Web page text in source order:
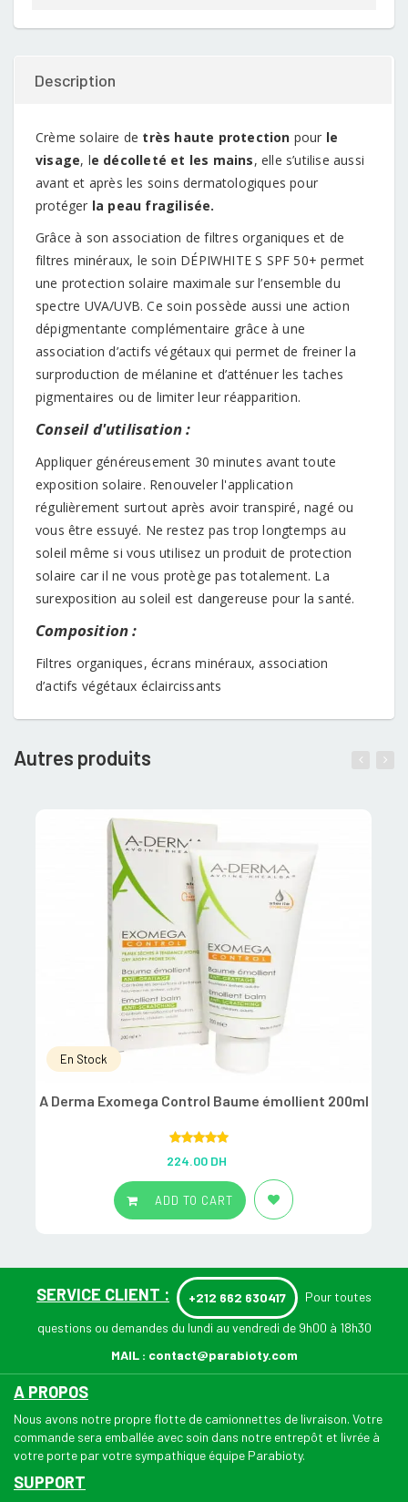
Description
Crème solaire de très haute protection pour le
visage, le décolleté et les mains, elle s’utilise aussi
avant et après les soins dermatologiques pour
protéger la peau fragilisée.
Grâce à son association de filtres organiques et de
filtres minéraux, le soin DÉPIWHITE S SPF 50+ permet
une protection solaire maximale sur l’ensemble du
spectre UVA/UVB. Ce soin possède aussi une action
dépigmentante complémentaire grâce à une
association d’actifs végétaux qui permet de freiner la
surproduction de mélanine et d’atténuer les taches
pigmentaires ou de limiter leur réapparition.
Conseil d'utilisation :
Appliquer généreusement 30 minutes avant toute
exposition solaire. Renouveler l'application
régulièrement surtout après avoir transpiré, nagé ou
vous être essuyé. Ne restez pas trop longtemps au
soleil même si vous utilisez un produit de protection
solaire car il ne vous protège pas totalement. La
surexposition au soleil est dangereuse pour la santé.
Composition :
Filtres organiques, écrans minéraux, association
d’actifs végétaux éclaircissants
Autres produits
En Stock
A Derma Exomega Control Baume émollient 200ml
out of 5
224.00 DH
ADD TO CART
SERVICE CLIENT : +212 662 630417 Pour toutes
questions ou demandes du lundi au vendredi de 9h00 à 18h30
MAIL : contact@parabioty.com
A PROPOS
Nous avons notre propre flotte de camionnettes de livraison. Votre
commande sera emballée avec soin dans notre entrepôt et livrée à
votre porte par votre sympathique équipe Parabioty.
SUPPORT